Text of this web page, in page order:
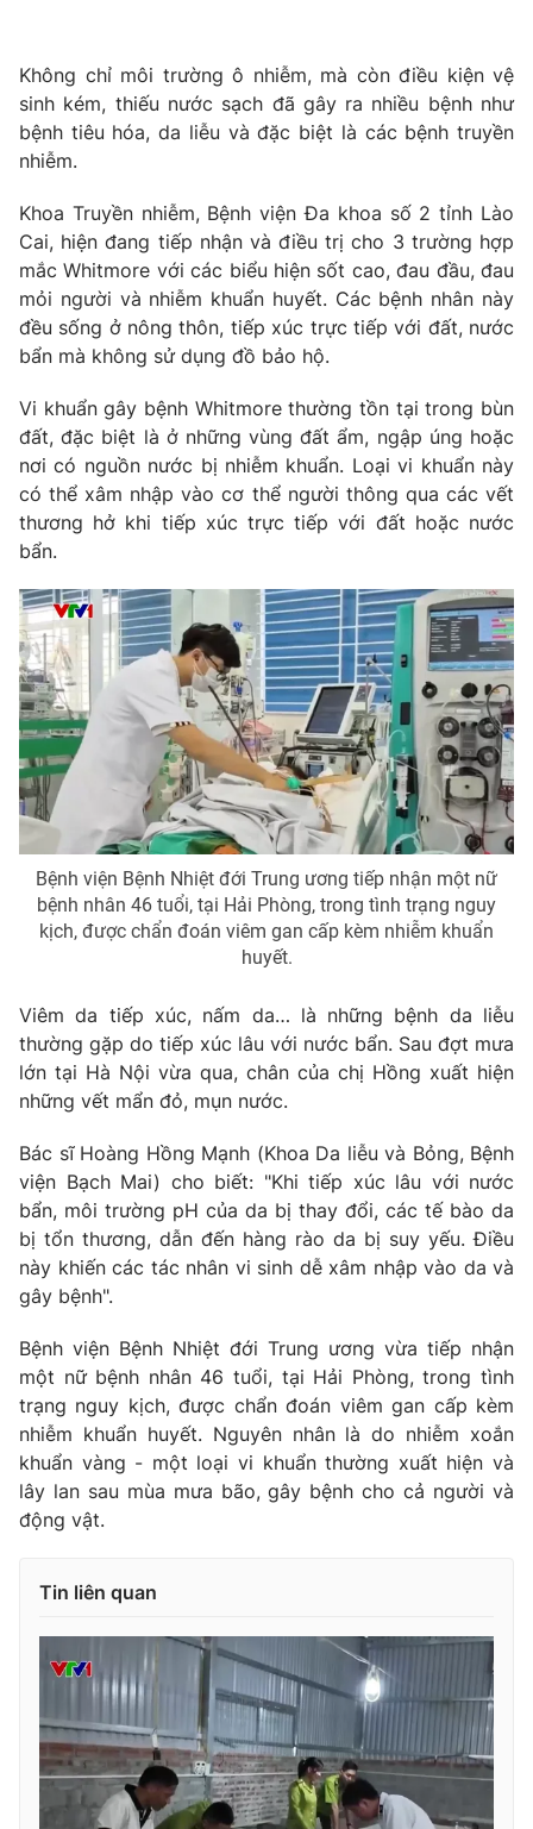
Thế giới đó đây
Câu chuyện quốc tế
Tài chính
Thị trường
Dữ liệu và đời sống
Phim VTV
Hậu trường
Nhân vật
Giải sao mai
Giải trí
Điện ảnh
Âm nhạc
Sao
Đời sống
Làm đẹp
Chất lượng cuộc sống
Giáo dục
Tuyển sinh
Học trực tuyến
Công nghệ
Hitech Công nghệ tương lai
Sản phẩm
Thị trường
Tư vấn
Giao lưu trực tuyến
Lịch phát sóng
Chuyên mục khác
Emagazine Podcast
Photo Infographic
Video Shorts video
VTV Money VTV Thể thao
VTV Sức khoẻ Bất động sản
Thị trường 24h Tấm lòng Việt
VTV4 Vươn mình bằng AI
VTV9 VTV8
Liên hệ tòa soạn
THỜI BÁO VTV
Theo dõi báo trên
Cơ quan chủ quản:
Giấy phép hoạt động báo in và báo điện tử số 483/GP-BTTTT
cấp ngày 29/12/2023
Tổng Biên tập:
Vũ Thanh Thủy
Phó Tổng Biên tập:Nguyễn Thị Mỹ Hạnh, Phạm Quốc Thắng,
Nguyễn Trọng Ninh
Tổng đài VTV:024.38 355 931 - 024.38 355 932
Không chỉ môi trường ô nhiễm, mà còn điều kiện vệ
sinh kém, thiếu nước sạch đã gây ra nhiều bệnh như
bệnh tiêu hóa, da liễu và đặc biệt là các bệnh truyền
nhiễm.
Khoa Truyền nhiễm, Bệnh viện Đa khoa số 2 tỉnh Lào
Cai, hiện đang tiếp nhận và điều trị cho 3 trường hợp
mắc Whitmore với các biểu hiện sốt cao, đau đầu, đau
mỏi người và nhiễm khuẩn huyết. Các bệnh nhân này
đều sống ở nông thôn, tiếp xúc trực tiếp với đất, nước
bẩn mà không sử dụng đồ bảo hộ.
Vi khuẩn gây bệnh Whitmore thường tồn tại trong bùn
đất, đặc biệt là ở những vùng đất ẩm, ngập úng hoặc
nơi có nguồn nước bị nhiễm khuẩn. Loại vi khuẩn này
có thể xâm nhập vào cơ thể người thông qua các vết
thương hở khi tiếp xúc trực tiếp với đất hoặc nước
bẩn.
Bệnh viện Bệnh Nhiệt đới Trung ương tiếp nhận một nữ
bệnh nhân 46 tuổi, tại Hải Phòng, trong tình trạng nguy
kịch, được chẩn đoán viêm gan cấp kèm nhiễm khuẩn
huyết.
Viêm da tiếp xúc, nấm da… là những bệnh da liễu
thường gặp do tiếp xúc lâu với nước bẩn. Sau đợt mưa
lớn tại Hà Nội vừa qua, chân của chị Hồng xuất hiện
những vết mẩn đỏ, mụn nước.
Bác sĩ Hoàng Hồng Mạnh (Khoa Da liễu và Bỏng, Bệnh
viện Bạch Mai) cho biết: "Khi tiếp xúc lâu với nước
bẩn, môi trường pH của da bị thay đổi, các tế bào da
bị tổn thương, dẫn đến hàng rào da bị suy yếu. Điều
này khiến các tác nhân vi sinh dễ xâm nhập vào da và
gây bệnh".
Bệnh viện Bệnh Nhiệt đới Trung ương vừa tiếp nhận
một nữ bệnh nhân 46 tuổi, tại Hải Phòng, trong tình
trạng nguy kịch, được chẩn đoán viêm gan cấp kèm
nhiễm khuẩn huyết. Nguyên nhân là do nhiễm xoắn
khuẩn vàng - một loại vi khuẩn thường xuất hiện và
lây lan sau mùa mưa bão, gây bệnh cho cả người và
động vật.
Tin liên quan